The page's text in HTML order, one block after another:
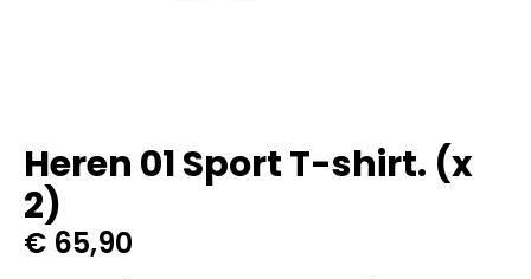
Heren 01 Sport T-shirt. (x
2)
€ 65,90